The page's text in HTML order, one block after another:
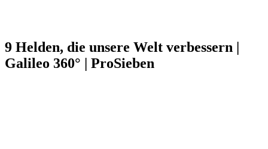
9 Helden, die unsere Welt verbessern |
Galileo 360° | ProSieben